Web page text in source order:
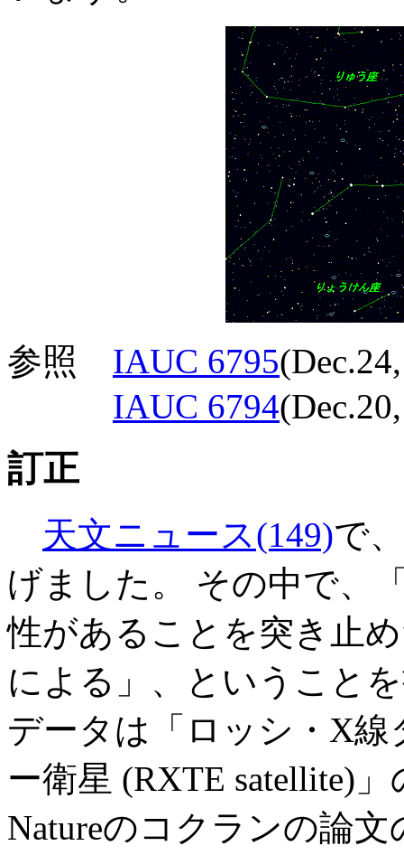
参照 IAUC 6795
IAUC 6794
訂正
天文ニュース(149)で
げました。 その中で、
性があることを突き止
による」、ということ
データは「ロッシ・X
ー衛星 (RXTE satellite)
Natureのコクランの論